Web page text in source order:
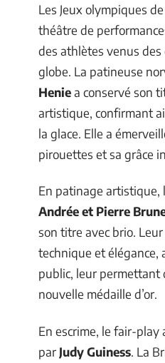
Les Jeux olympiques
théâtre de
des athlètes venus
globe. La patineuse
Heniea conservé son
artistique, confirmant
la glace. Elle a
pirouettes et sa grâce
En patinage artistique,
Andrée et Pierre
son titre avec brio.
technique et élégance,
public, leur permettant
nouvelle médaille d’or.
En escrime, le fair-play
par Judy Guiness. La